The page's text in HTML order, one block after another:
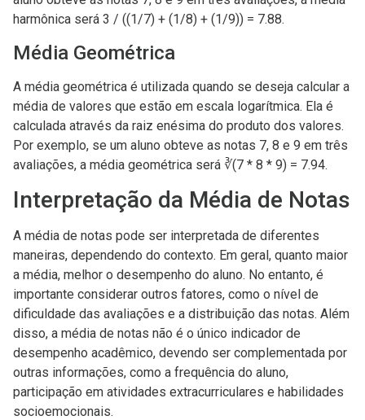
harmônica será 3 / ((1/7) + (1/8) + (1/9)) = 7.88.
Média Geométrica
A média geométrica é utilizada quando se deseja calcular a
média de valores que estão em escala logarítmica. Ela é
calculada através da raiz enésima do produto dos valores.
Por exemplo, se um aluno obteve as notas 7, 8 e 9 em três
avaliações, a média geométrica será ∛(7 * 8 * 9) = 7.94.
Interpretação da Média de Notas
A média de notas pode ser interpretada de diferentes
maneiras, dependendo do contexto. Em geral, quanto maior
a média, melhor o desempenho do aluno. No entanto, é
importante considerar outros fatores, como o nível de
dificuldade das avaliações e a distribuição das notas. Além
disso, a média de notas não é o único indicador de
desempenho acadêmico, devendo ser complementada por
outras informações, como a frequência do aluno,
participação em atividades extracurriculares e habilidades
socioemocionais.